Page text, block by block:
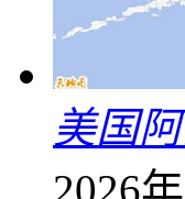
美国
2026